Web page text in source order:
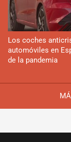
Los coches
automóviles en
de la pandemia